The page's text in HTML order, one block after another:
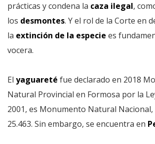
prácticas y condena la caza ilegal,
los desmontes. Y el rol de la Corte en
la extinción de la especie es
vocera.
El yaguareté fue declarado en 2018
Natural Provincial en Formosa por la
2001, es Monumento Natural
25.463. Sin embargo, se encuentra en